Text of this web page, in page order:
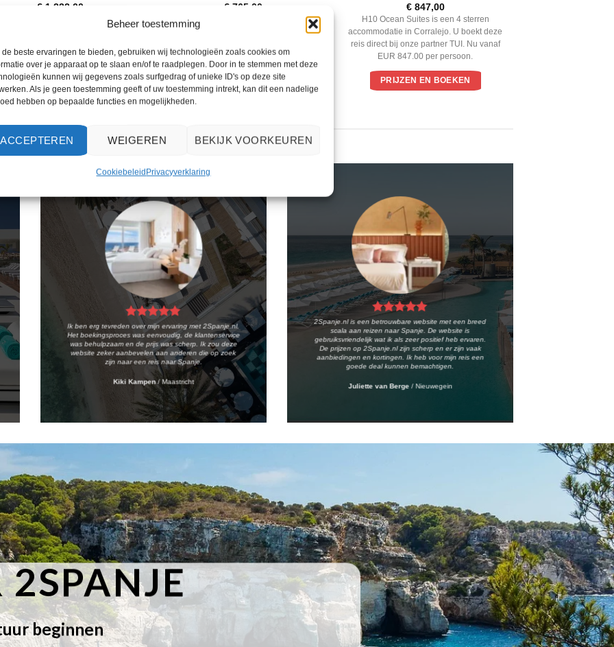
Beheer toestemming
de beste ervaringen te bieden, gebruiken wij technologieën zoals cookies om
over je apparaat op te slaan en/of te raadplegen. Door in te stemmen met deze
kunnen wij gegevens zoals surfgedrag of unieke ID's op deze site
Als je geen toestemming geeft of uw toestemming intrekt, kan dit een nadelige
hebben op bepaalde functies en mogelijkheden.
ACCEPTEREN WEIGEREN BEKIJK VOORKEUREN
CookiebeleidPrivacyverklaring
Gewaardeerd
€ 1.232,00
Riu Palace Jandia is een 5 sterren
EUR 1232.00 per persoon.
PRIJZEN EN BOEKEN
Gewaardeerd
€765,00
SBH Costa Calma Beach Resort is een 4
sterren accommodatie in Costa Calma. U
TUI. Nu vanaf EUR 765.00 per persoon.
PRIJZEN EN BOEKEN
Gewaardeerd
4uit 5
€847,00
H10 Ocean Suites is een 4 sterren
accommodatie in Corralejo. U boekt deze
reis direct bij onze partner TUI. Nu vanaf
EUR 847.00 per persoon.
PRIJZEN EN BOEKEN
WAT ZE OVER ONS ZEGGEN
Ik ben erg tevreden over mijn ervaring met 2Spanje.nl.
Het boekingsproces was eenvoudig, de klantenservice
was behulpzaam en de prijs was scherp. Ik zou deze
website zeker aanbevelen aan anderen die op zoek
zijn naar een reis naar Spanje.
Kiki Kampen /Maastricht
2Spanje.nl is een betrouwbare website met een breed
scala aan reizen naar Spanje. De website is
gebruiksvriendelijk wat ik als zeer positief heb ervaren.
De prijzen op 2Spanje.nl zijn scherp en er zijn vaak
aanbiedingen en kortingen. Ik heb voor mijn reis een
goede deal kunnen bemachtigen.
Juliette van Berge /Nieuwegein
2SPANJE
beginnen